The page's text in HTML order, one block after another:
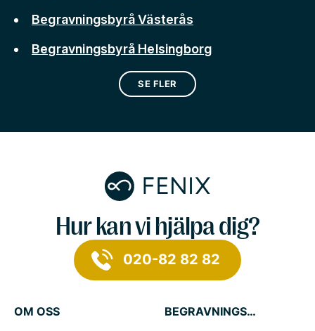
Begravningsbyrå Västerås
Begravningsbyrå Helsingborg
SE FLER
Hur kan vi hjälpa dig?
020-82 82 82
OM OSS
BEGRAVNINGSTJÄNSTER